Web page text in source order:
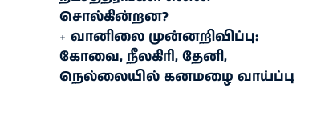
சொல்கின்றன?
வானிலை முன்னறிவிப்பு:
கோவை, நீலகிரி, தேனி,
நெல்லையில் கனமழை வாய்ப்பு